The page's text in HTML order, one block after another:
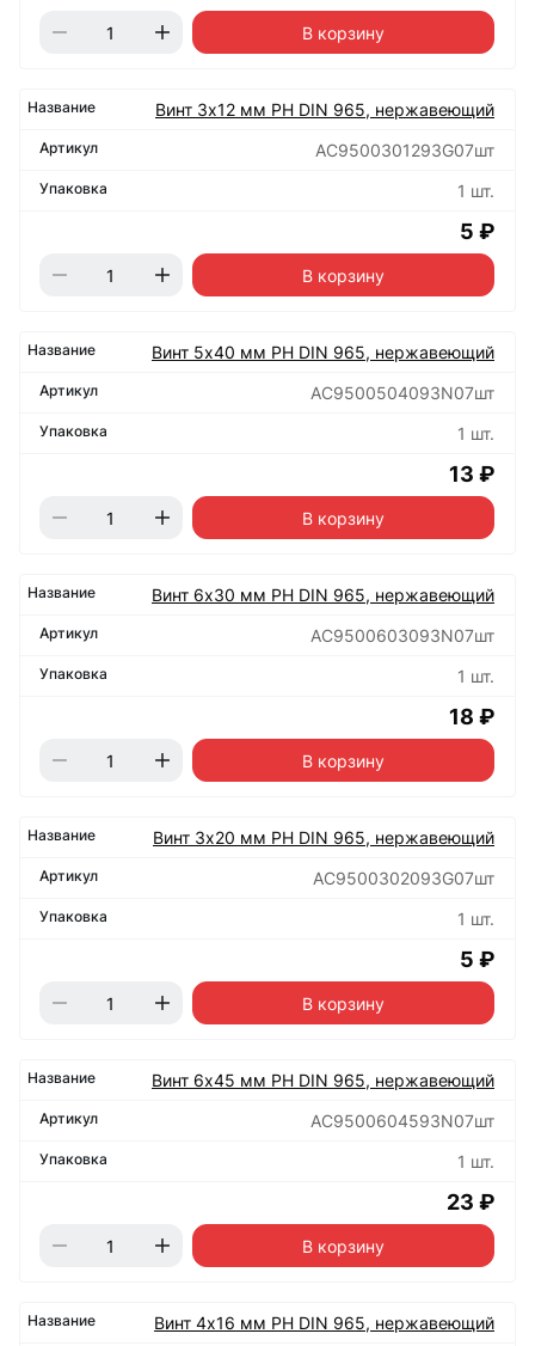
В корзину
Винт 3х12 мм РН DIN 965, нержавеющий
АС9500301293G07шт
1 шт.
5 ₽
В корзину
Винт 5х40 мм РН DIN 965, нержавеющий
АС9500504093N07шт
1 шт.
13 ₽
В корзину
Винт 6х30 мм РН DIN 965, нержавеющий
АС9500603093N07шт
1 шт.
18 ₽
В корзину
Винт 3х20 мм РН DIN 965, нержавеющий
АС9500302093G07шт
1 шт.
5 ₽
В корзину
Винт 6х45 мм РН DIN 965, нержавеющий
АС9500604593N07шт
1 шт.
23 ₽
В корзину
Винт 4х16 мм РН DIN 965, нержавеющий